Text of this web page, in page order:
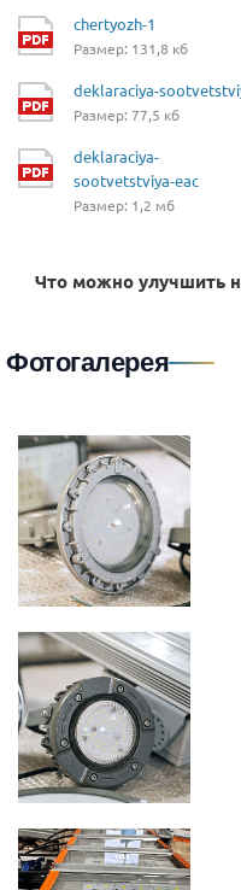
chertyozh-1
Размер: 131,8 кб
deklaraciya-
Размер: 77,5 кб
deklaraciya-
sootvetstviya-eac
Размер: 1,2 мб
Что можно улучшить
Фотогалерея